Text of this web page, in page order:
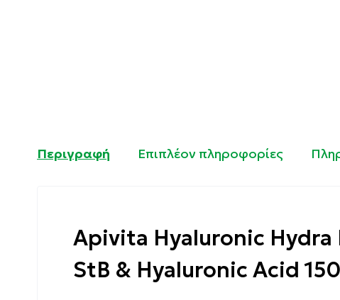
Περιγραφή Επιπλέον πληροφορίες
Apivita Ηyaluronic
StB & Hyaluronic Acid